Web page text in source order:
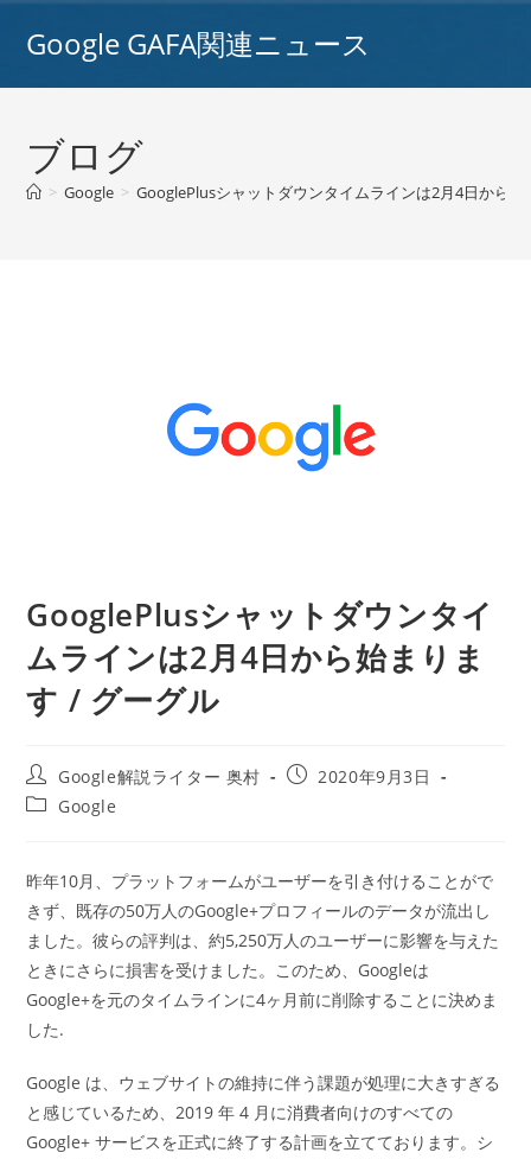
Google GAFA関連ニュース
ブログ
> Google > GooglePlusシャットダウンタイムラインは2月4日から
GooglePlusシャットダウンタイ
ムラインは2月4日から始まりま
す / グーグル
投
稿
者:
Google解説ライター 奥村
投
2020年9月3日
投
テ
ゴ
リ
ー:
Google
昨年10月、プラットフォームがユーザーを引き付けることがで
きず、既存の50万人のGoogle+プロフィールのデータが流出し
ました。彼らの評判は、約5,250万人のユーザーに影響を与えた
ときにさらに損害を受けました。このため、Googleは
Google+を元のタイムラインに4ヶ月前に削除することに決めま
した.
Google は、ウェブサイトの維持に伴う課題が処理に大きすぎる
と感じているため、2019 年 4 月に消費者向けのすべての
Google+ サービスを正式に終了する計画を立てております。シ